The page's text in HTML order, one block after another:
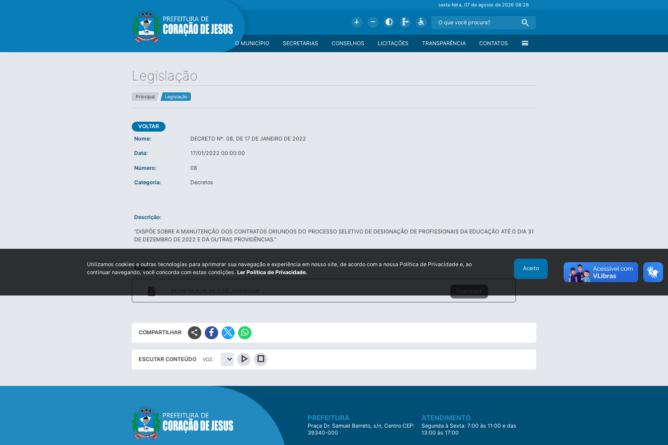
sexta-feira, 07 de agosto de 202608:28
Add Remove Contrast Schema Accessible Search
menu
CONTATOS
TRANSPARÊNCIA
LICITAÇÕES
CONSELHOS
SECRETARIAS
O MUNICÍPIO
Legislação
Principal Legislação
VOLTAR
Nome:
DECRETO Nº. 08, DE 17 DE JANEIRO DE 2022
Data: 17/01/2022 00:00:00
Número: 08
Categoria: Decretos
Descrição:
“DISPÕE SOBRE A MANUTENÇÃO DOS CONTRATOS ORIUNDOS DO PROCESSO SELETIVO DE DESIGNAÇÃO DE PROFISSIONAIS DA EDUCAÇÃO ATÉ O DIA 31
DE DEZEMBRO DE 2022 E DÁ OUTRAS PROVIDÊNCIAS.”
Edital:
DECRETO_N_08_DE_17_DE_JANEIRO.pdf Download
COMPARTILHAR share
ESCUTAR CONTEÚDO VOZ: play_arrow stop
PREFEITURA
Praça Dr. Samuel Barreto, s/n, Centro CEP:
39340-000
ATENDIMENTO
Segunda à Sexta: 7:00 às 11:00 e das
13:00 às 17:00
Utilizamos cookies e outras tecnologias para aprimorar sua navegação e experiência em nosso site, de acordo com a nossa Política de Privacidade e, ao
continuar navegando, você concorda com estas condições. Ler Política de Privacidade.
Aceito